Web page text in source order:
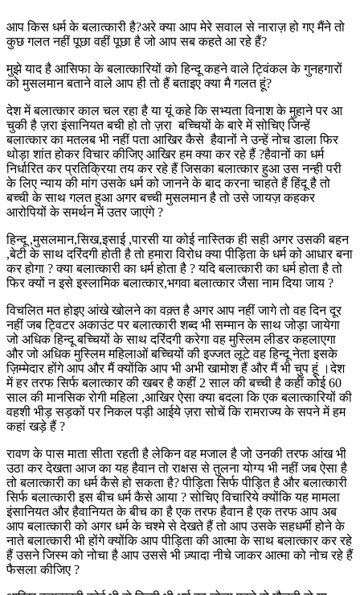
आप किस धर्म के बलात्कारी है?अरे क्या आप मेरे सवाल से नाराज़ हो गए मैंने तो
कुछ गलत नहीं पूछा वहीं पूछा है जो आप सब कहते आ रहे हैं?
मुझे याद है आसिफा के बलात्कारियों को हिन्दू कहने वाले ट्विंकल के गुनहगारों
को मुसलमान बताने वाले आप ही तो हैं बताइए क्या मै गलत हूं?
देश में बलात्कार काल चल रहा है या यूं कहे कि सभ्यता विनाश के मुहाने पर आ
चुकी है ज़रा इंसानियत बची हो तो ज़रा बच्चियों के बारे में सोचिए जिन्हें
बलात्कार का मतलब भी नहीं पता आखिर कैसे हैवानों ने उन्हें नोच डाला फिर
थोड़ा शांत होकर विचार कीजिए आखिर हम क्या कर रहे हैं ?हैवानों का धर्म
निर्धारित कर प्रतिक्रिया तय कर रहे हैं जिसका बलात्कार हुआ उस नन्ही परी
के लिए न्याय की मांग उसके धर्म को जानने के बाद करना चाहते हैं हिंदू है तो
बच्ची के साथ गलत हुआ अगर बच्ची मुसलमान है तो उसे जायज़ कहकर
आरोपियों के समर्थन में उतर जाएंगे ?
हिन्दू ,मुसलमान,सिख,इसाई ,पारसी या कोई नास्तिक ही सही अगर उसकी बहन
,बेटी के साथ दरिंदगी होती है तो हमारा विरोध क्या पीड़िता के धर्म को आधार बना
कर होगा ? क्या बलात्कारी का धर्म होता है ? यदि बलात्कारी का धर्म होता है तो
फिर क्यों न इसे इस्लामिक बलात्कार,भगवा बलात्कार जैसा नाम दिया जाय ?
विचलित मत होइए आंखे खोलने का वक़्त है अगर आप नहीं जागे तो वह दिन दूर
नहीं जब ट्विटर अकाउंट पर बलात्कारी शब्द भी सम्मान के साथ जोड़ा जायेगा
जो अधिक हिन्दू बच्चियों के साथ दरिंदगी करेगा वह मुस्लिम लीडर कहलाएगा
और जो अधिक मुस्लिम महिलाओं बच्चियों की इज्जत लूटे वह हिन्दू नेता इसके
ज़िम्मेदार होंगे आप और मैं क्योंकि आप भी अभी खामोश हैं और मैं भी चुप हूं ।देश
में हर तरफ सिर्फ बलात्कार की खबर है कहीं 2 साल की बच्ची है कहीं कोई 60
साल की मानसिक रोगी महिला ,आखिर ऐसा क्या बदला कि एक बलात्कारियों की
वहशी भीड़ सड़कों पर निकल पड़ी आईये ज़रा सोचें कि रामराज्य के सपने में हम
कहां खड़े हैं ?
रावण के पास माता सीता रहती है लेकिन वह मजाल है जो उनकी तरफ आंख भी
उठा कर देखता आज का यह हैवान तो राक्षस से तुलना योग्य भी नहीं जब ऐसा है
तो बलात्कारी का धर्म कैसे हो सकता है? पीड़िता सिर्फ पीड़ित है और बलात्कारी
सिर्फ बलात्कारी इस बीच धर्म कैसे आया ? सोचिए विचारिये क्योंकि यह मामला
इंसानियत और हैवानियत के बीच का है एक तरफ हैवान है एक तरफ आप अब
आप बलात्कारी को अगर धर्म के चश्मे से देखते हैं तो आप उसके सहधर्मी होने के
नाते बलात्कारी भी होंगे क्योंकि आप पीड़िता की आत्मा के साथ बलात्कार कर रहे
हैं उसने जिस्म को नोचा है आप उससे भी ज़्यादा नीचे जाकर आत्मा को नोच रहे हैं
फैसला कीजिए ?